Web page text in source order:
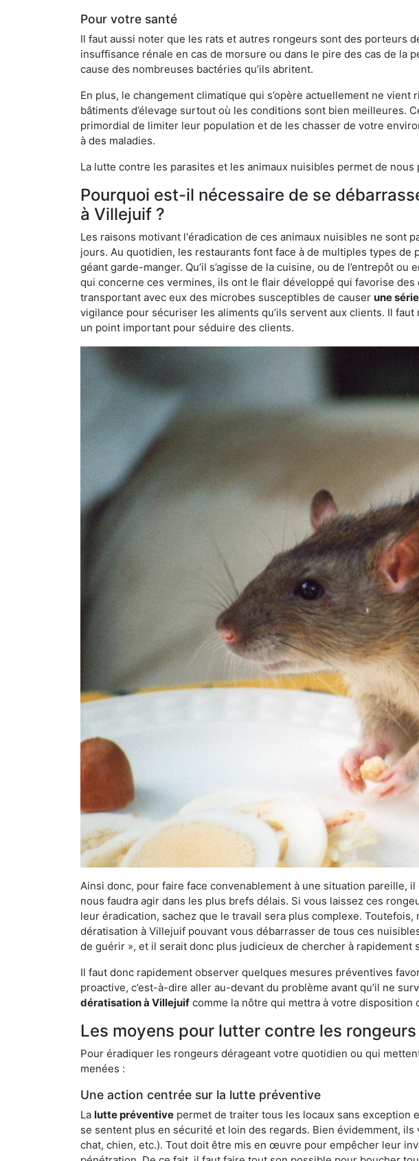
Pour votre santé
Il faut aussi noter que les rats et autres rongeurs sont des porteurs
insuffisance rénale en cas de morsure ou dans le pire des cas de
cause des nombreuses bactéries qu’ils abritent.
En plus, le changement climatique qui s’opère actuellement ne
bâtiments d’élevage surtout où les conditions sont bien meilleures.
primordial de limiter leur population et de les chasser de votre
à des maladies.
La lutte contre les parasites et les animaux nuisibles permet de
Pourquoi est-il nécessaire de se
à Villejuif ?
Les raisons motivant l'éradication de ces animaux nuisibles ne sont
jours. Au quotidien, les restaurants font face à de multiples types de
géant garde-manger. Qu’il s’agisse de la cuisine, ou de l’entrepôt
qui concerne ces vermines, ils ont le flair développé qui favorise
transportant avec eux des microbes susceptibles de causer une
vigilance pour sécuriser les aliments qu’ils servent aux clients. Il
un point important pour séduire des clients.
Ainsi donc, pour faire face convenablement à une situation pareille,
nous faudra agir dans les plus brefs délais. Si vous laissez ces
leur éradication, sachez que le travail sera plus complexe.
dératisation à Villejuif pouvant vous débarrasser de tous ces
de guérir », et il serait donc plus judicieux de chercher à
Il faut donc rapidement observer quelques mesures préventives
proactive, c’est-à-dire aller au-devant du problème avant qu’il ne
dératisation à Villejuif comme la nôtre qui mettra à votre
Les moyens pour lutter contre les
Pour éradiquer les rongeurs dérageant votre quotidien ou qui
menées :
Une action centrée sur la lutte préventive
La lutte préventive permet de traiter tous les locaux sans exception
se sentent plus en sécurité et loin des regards. Bien évidemment,
chat, chien, etc.). Tout doit être mis en œuvre pour empêcher leur